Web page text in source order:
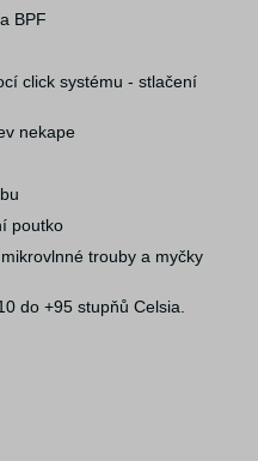
BPF
click systému - stlačení
nekape
poutko
trouby a myčky
do +95 stupňů Celsia.